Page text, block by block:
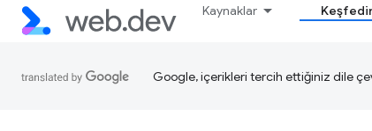
Kaynaklar
Google, içerikleri tercih ettiğiniz dile